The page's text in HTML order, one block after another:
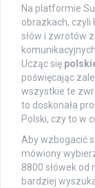
Na platformie
obrazkach, czyli
słów i zwrotów
Ucząc się
poświęcając
wszystkie te
to doskonała
Polski, czy to w
Aby wzbogacić
mówiony
8800 słówek od
bardziej